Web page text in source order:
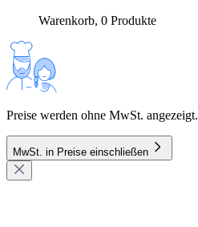
Warenkorb, 0 Produkte
Preise werden ohne MwSt. angezeigt.
MwSt. in Preise einschließen